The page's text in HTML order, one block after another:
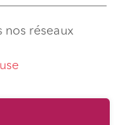
nos réseaux